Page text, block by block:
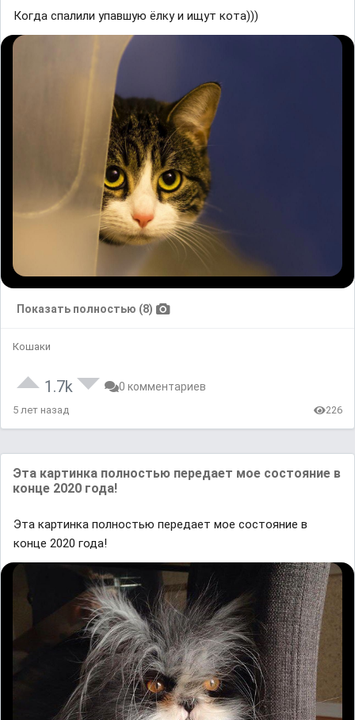
Когда спалили упавшую ёлку и ищут кота)))
Показать полностью (8)
Кошаки
1.7k 0 комментариев
5 лет назад 226
Эта картинка полностью передает мое состояние в
конце 2020 года!
Эта картинка полностью передает мое состояние в
конце 2020 года!